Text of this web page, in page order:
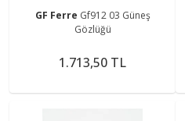
GF Ferre Gf912 03 Güneş
Gözlüğü
1.713,50 TL